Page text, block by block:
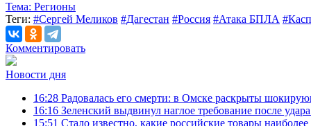
Тема: Регионы
Теги: #Сергей Меликов #Дагестан #Россия #Атака БПЛА
Комментировать
Новости дня
16:28 Радовалась его смерти: в Омске раскрыты
16:16 Зеленский выдвинул наглое требование после
15:51 Стало известно, какие российские товары